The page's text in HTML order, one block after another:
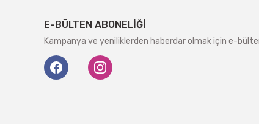
E-BÜLTEN ABONELİĞİ
Kampanya ve yeniliklerden haberdar olmak için e-